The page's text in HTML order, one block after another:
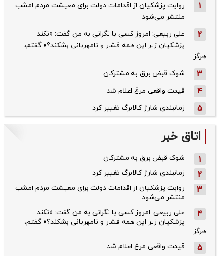
1
روایت پزشکیان از اقدامات دولت برای معیشت مردم امشب
منتشر می‌شود
2
علی ربیعی: امروز کسی با نگرانی به من گفت: «نکند
پزشکیان زیر این همه فشار و نامهربانی بشکند؟» گفتم،
هرگز
3 شوک قبض برق به مشترکان
4 قیمت واقعی مرغ اعلام شد
5 زمانبندی شارژ کالابرگ تغییر کرد
اتاق خبر
1 شوک قبض برق به مشترکان
2 زمانبندی شارژ کالابرگ تغییر کرد
3
روایت پزشکیان از اقدامات دولت برای معیشت مردم امشب
منتشر می‌شود
4
علی ربیعی: امروز کسی با نگرانی به من گفت: «نکند
پزشکیان زیر این همه فشار و نامهربانی بشکند؟» گفتم،
هرگز
5 قیمت واقعی مرغ اعلام شد